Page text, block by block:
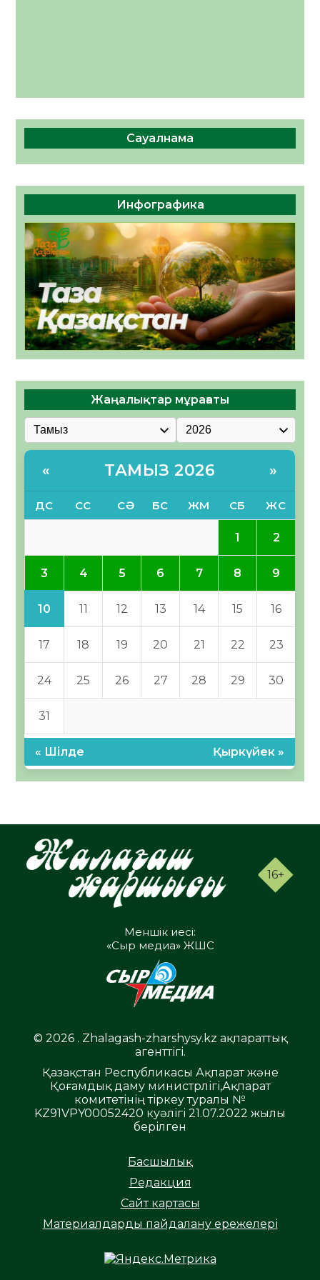
Сауалнама
Инфографика
Жаңалықтар мұрағаты
« ТАМЫЗ 2026 »
ДС СС СӘ БС ЖМ СБ ЖС
1 2
3 4 5 6 7 8 9
10 11 12 13 14 15 16
17 18 19 20 21 22 23
24 25 26 27 28 29 30
31
« Шілде Қыркүйек »
16+
Меншік иесі:
«Сыр медиа» ЖШС
© 2026 . Zhalagash-zharshysy.kz ақпараттық
агенттігі.
Қазақстан Республикасы Ақпарат және
Қоғамдық даму министрлігі,Ақпарат
комитетінің тіркеу туралы №
KZ91VPY00052420 куәлігі 21.07.2022 жылы
берілген
Басшылық
Редакция
Сайт картасы
Материалдарды пайдалану ережелері